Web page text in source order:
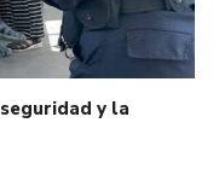
y la